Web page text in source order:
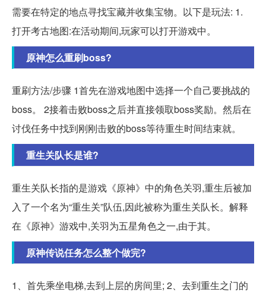
需要在特定的地点寻找宝藏并收集宝物。以下是玩法: 1.
打开考古地图:在活动期间,玩家可以打开游戏中。
原神怎么重刷boss?
重刷方法/步骤 1首先在游戏地图中选择一个自己要挑战的
boss。 2接着击败boss之后并直接领取boss奖励。然后在
讨伐任务中找到刚刚击败的boss等待重生时间结束就。
重生关队长是谁?
重生关队长指的是游戏《原神》中的角色关羽,重生后被加
入了一个名为“重生关”队伍,因此被称为重生关队长。解释
在《原神》游戏中,关羽为五星角色之一,由于其。
原神传说任务怎么整个做完?
1、首先乘坐电梯,去到上层的房间里; 2、去到重生之门的